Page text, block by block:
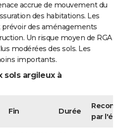
accrue de mouvement du
des habitations. Les
des aménagements
Un risque moyen de RGA
modérées des sols. Les
importants.
sols argileux à
Fin Durée
par